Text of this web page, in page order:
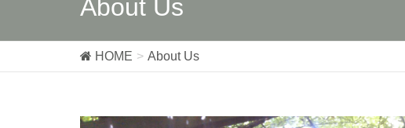
About Us
HOME About Us